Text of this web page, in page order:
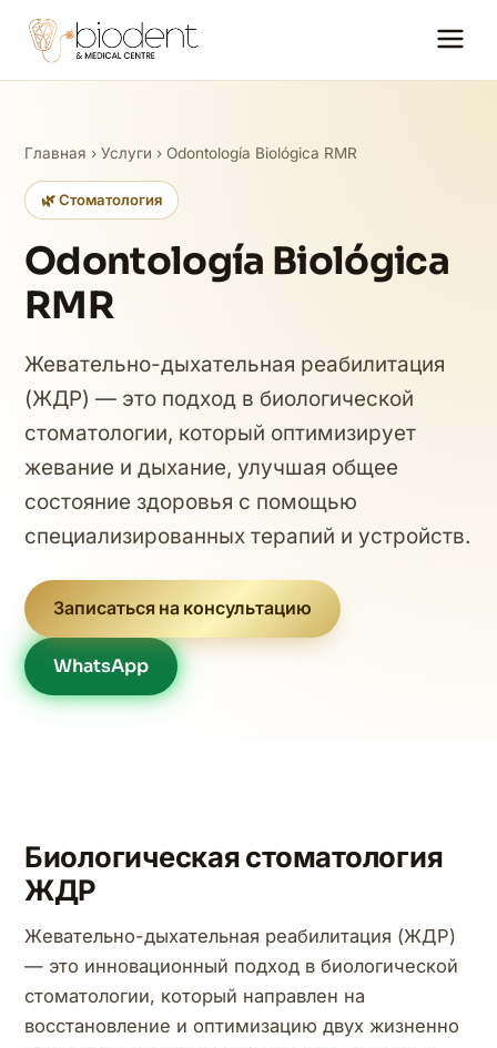
Главная › Услуги › Odontología Biológica RMR
🌿 Стоматология
Odontología Biológica
RMR
Жевательно-дыхательная реабилитация
(ЖДР) — это подход в биологической
стоматологии, который оптимизирует
жевание и дыхание, улучшая общее
состояние здоровья с помощью
специализированных терапий и устройств.
Записаться на консультацию
WhatsApp
Биологическая стоматология
ЖДР
Жевательно-дыхательная реабилитация (ЖДР)
— это инновационный подход в биологической
стоматологии, который направлен на
восстановление и оптимизацию двух жизненно